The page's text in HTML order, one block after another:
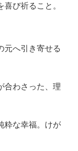
喜び祈ること。
元へ引き寄せる
合わさった、理
粋な幸福。けが